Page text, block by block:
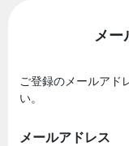
メー
ご登録のメールアド
い。
メールアドレス